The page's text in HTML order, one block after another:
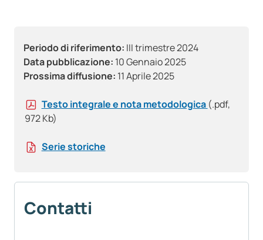
Periodo di riferimento: III trimestre 2024
Data pubblicazione: 10 Gennaio 2025
Prossima diffusione: 11 Aprile 2025
Testo integrale e nota metodologica (.pdf,
972 Kb)
Serie storiche
Contatti